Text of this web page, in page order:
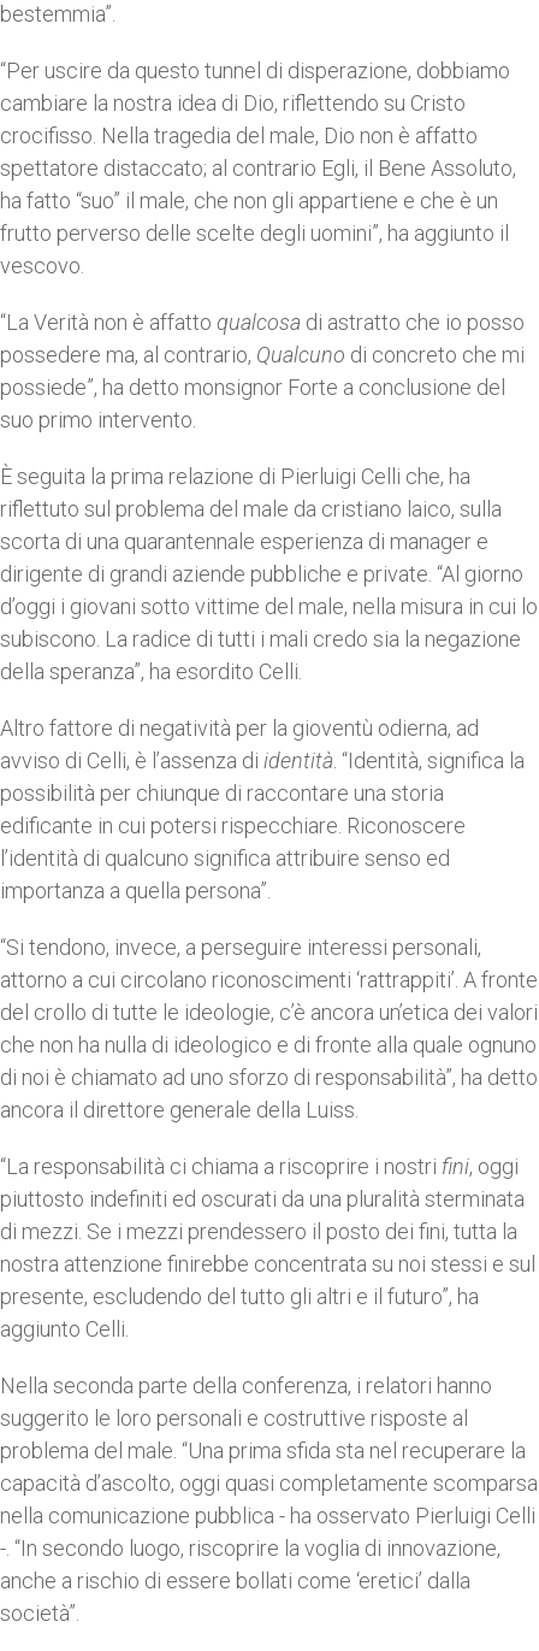
bestemmia”.
“Per uscire da questo tunnel di disperazione, dobbiamo
cambiare la nostra idea di Dio, riflettendo su Cristo
crocifisso. Nella tragedia del male, Dio non è affatto
spettatore distaccato; al contrario Egli, il Bene Assoluto,
ha fatto “suo” il male, che non gli appartiene e che è un
frutto perverso delle scelte degli uomini”, ha aggiunto il
vescovo.
“La Verità non è affatto qualcosa di astratto che io posso
possedere ma, al contrario, Qualcuno di concreto che mi
possiede”, ha detto monsignor Forte a conclusione del
suo primo intervento.
È seguita la prima relazione di Pierluigi Celli che, ha
riflettuto sul problema del male da cristiano laico, sulla
scorta di una quarantennale esperienza di manager e
dirigente di grandi aziende pubbliche e private. “Al giorno
d’oggi i giovani sotto vittime del male, nella misura in cui lo
subiscono. La radice di tutti i mali credo sia la negazione
della speranza”, ha esordito Celli.
Altro fattore di negatività per la gioventù odierna, ad
avviso di Celli, è l’assenza di identità . “Identità, significa la
possibilità per chiunque di raccontare una storia
edificante in cui potersi rispecchiare. Riconoscere
l’identità di qualcuno significa attribuire senso ed
importanza a quella persona”.
“Si tendono, invece, a perseguire interessi personali,
attorno a cui circolano riconoscimenti ‘rattrappiti’. A fronte
del crollo di tutte le ideologie, c’è ancora un’etica dei valori
che non ha nulla di ideologico e di fronte alla quale ognuno
di noi è chiamato ad uno sforzo di responsabilità”, ha detto
ancora il direttore generale della Luiss.
“La responsabilità ci chiama a riscoprire i nostri fini, oggi
piuttosto indefiniti ed oscurati da una pluralità sterminata
di mezzi. Se i mezzi prendessero il posto dei fini, tutta la
nostra attenzione finirebbe concentrata su noi stessi e sul
presente, escludendo del tutto gli altri e il futuro”, ha
aggiunto Celli.
Nella seconda parte della conferenza, i relatori hanno
suggerito le loro personali e costruttive risposte al
problema del male. “Una prima sfida sta nel recuperare la
capacità d’ascolto, oggi quasi completamente scomparsa
nella comunicazione pubblica - ha osservato Pierluigi Celli
-. “In secondo luogo, riscoprire la voglia di innovazione,
anche a rischio di essere bollati come ‘eretici’ dalla
società”.